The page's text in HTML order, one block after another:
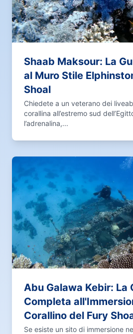
Shaab Maksour: La
al Muro Stile
Shoal
Chiedete a un veterano dei
corallina all’estremo sud
l’adrenalina,...
Abu Galawa Kebir: La
Completa
Corallino del Fury
Se esiste un sito di immersione